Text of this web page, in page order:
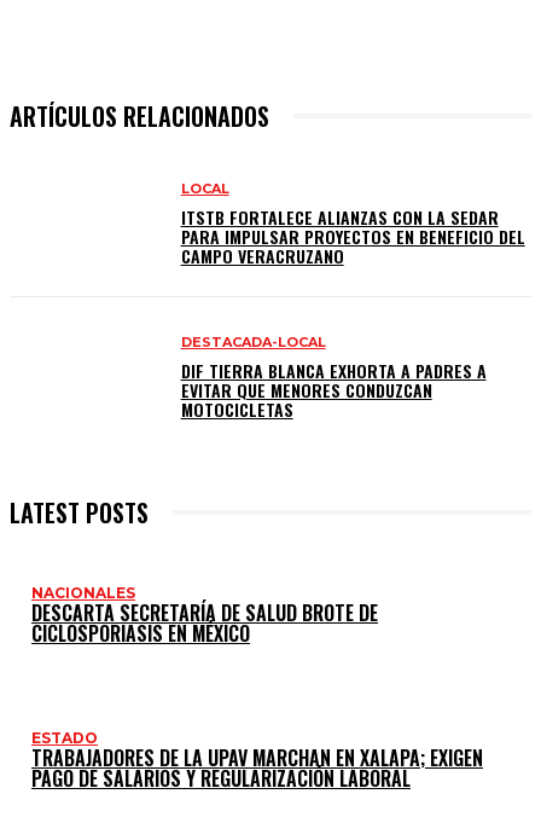
ARTÍCULOS RELACIONADOS
LOCAL
ITSTB FORTALECE ALIANZAS CON LA SEDAR
PARA IMPULSAR PROYECTOS EN BENEFICIO DEL
CAMPO VERACRUZANO
DESTACADA-LOCAL
DIF TIERRA BLANCA EXHORTA A PADRES A
EVITAR QUE MENORES CONDUZCAN
MOTOCICLETAS
LATEST POSTS
NACIONALES
DESCARTA SECRETARÍA DE SALUD BROTE DE
CICLOSPORIASIS EN MÉXICO
ESTADO
TRABAJADORES DE LA UPAV MARCHAN EN XALAPA; EXIGEN
PAGO DE SALARIOS Y REGULARIZACIÓN LABORAL